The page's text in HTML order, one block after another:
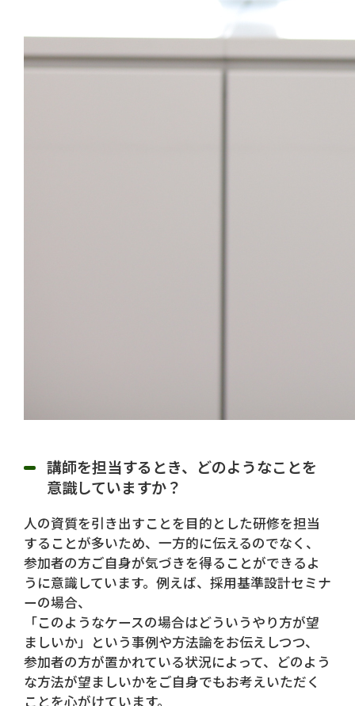
講師を担当するとき、どのようなことを
意識していますか？
人の資質を引き出すことを目的とした研修を担当
することが多いため、一方的に伝えるのでなく、
参加者の方ご自身が気づきを得ることができるよ
うに意識しています。例えば、採用基準設計セミナ
ーの場合、
「このようなケースの場合はどういうやり方が望
ましいか」という事例や方法論をお伝えしつつ、
参加者の方が置かれている状況によって、どのよう
な方法が望ましいかをご自身でもお考えいただく
ことを心がけています。